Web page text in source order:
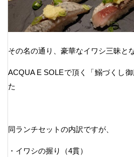
その名の通り、豪華なイワシ三昧と
ACQUA E SOLEで頂く「鰯づくし
た
同ランチセットの内訳ですが、
・イワシの握り（4貫）